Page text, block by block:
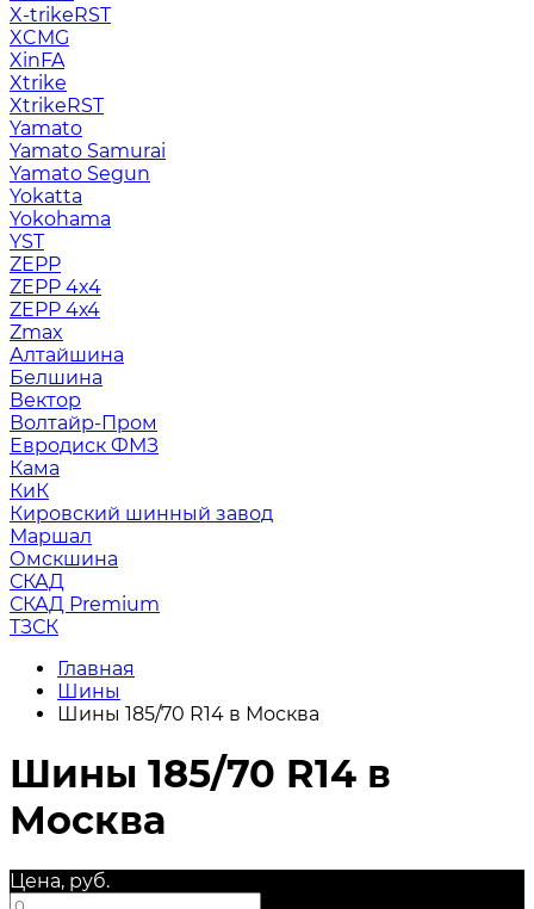
X-trikeRST
XCMG
XinFA
Xtrike
XtrikeRST
Yamato
Yamato Samurai
Yamato Segun
Yokatta
Yokohama
YST
ZEPP
ZEPP 4x4
ZEPP 4х4
Zmax
Алтайшина
Белшина
Вектор
Волтайр-Пром
Евродиск ФМЗ
Кама
КиК
Кировский шинный завод
Маршал
Омскшина
СКАД
СКАД Premium
ТЗСК
Главная
Шины
Шины 185/70 R14 в Москва
Шины 185/70 R14 в
Москва
Цена, руб.